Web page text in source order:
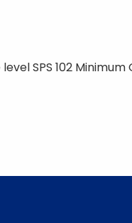
SPS 102 Minimum